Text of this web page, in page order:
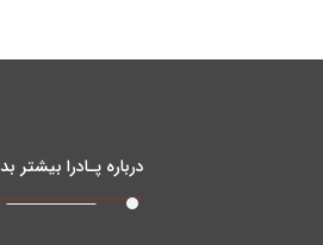
درباره پـادرا بیشتر